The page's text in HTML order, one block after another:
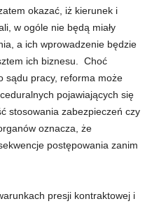
okazać, iż kierunek i
w ogóle nie będą miały
a ich wprowadzenie będzie
ich biznesu. Choć
sądu pracy, reforma może
pojawiających się
stosowania zabezpieczeń czy
oznacza, że
postępowania zanim
presji kontraktowej i